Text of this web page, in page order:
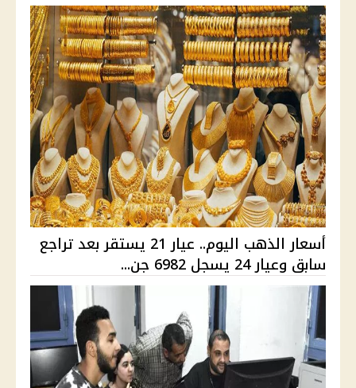
أسعار الذهب اليوم.. عيار 21 يستقر بعد تراجع
سابق وعيار 24 يسجل 6982 جن...